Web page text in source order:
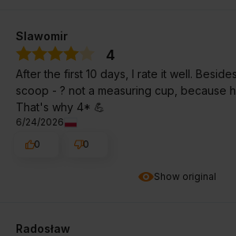
Show original
Slawomir
4
After the first 10 days, I rate it well.
scoop - ? not a measuring cup, because
That's why 4* 💪
6/24/2026
0
0
Radosław